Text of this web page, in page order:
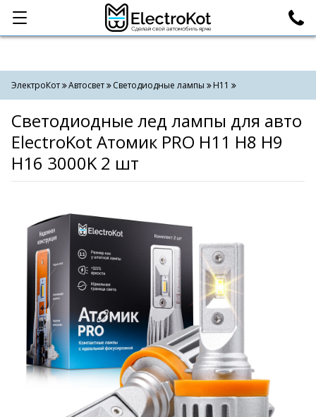
Категории Поиск
ЭлектроКот Автосвет Светодиодные лампы H11
Светодиодные лед лампы для авто
ElectroKot Атомик PRO H11 H8 H9
H16 3000K 2 шт